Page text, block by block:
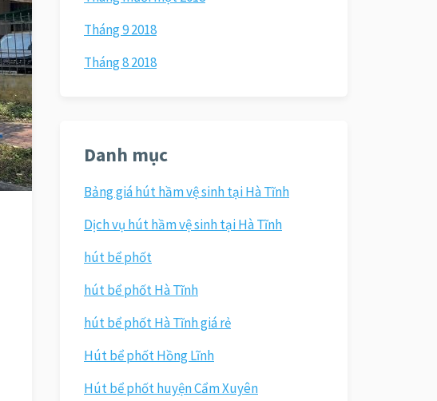
Tháng 9 2018
Tháng 8 2018
Danh mục
Bảng giá hút hầm vệ sinh tại Hà Tĩnh
Dịch vụ hút hầm vệ sinh tại Hà Tĩnh
hút bể phốt
hút bể phốt Hà Tĩnh
hút bể phốt Hà Tĩnh giá rẻ
Hút bể phốt Hồng Lĩnh
Hút bể phốt huyện Cẩm Xuyên